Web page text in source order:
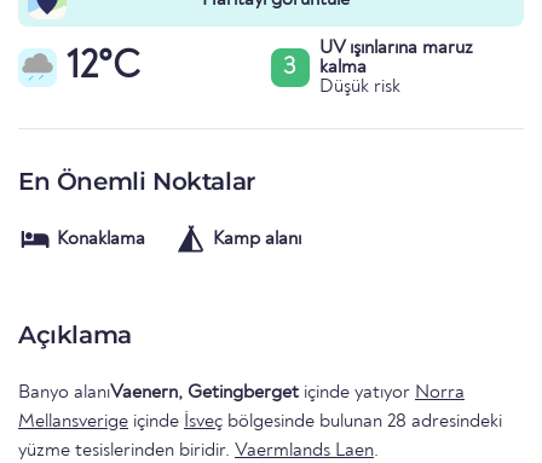
12°C 3
UV ışınlarına maruz
kalma
Düşük risk
En Önemli Noktalar
Konaklama Kamp alanı
Açıklama
Banyo alanıVaenern, Getingberget içinde yatıyor Norra
Mellansverige içinde İsveç bölgesinde bulunan 28 adresindeki
yüzme tesislerinden biridir. Vaermlands Laen.